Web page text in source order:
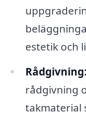
estetik och
Rådgivning:
rådgivning
takmaterial